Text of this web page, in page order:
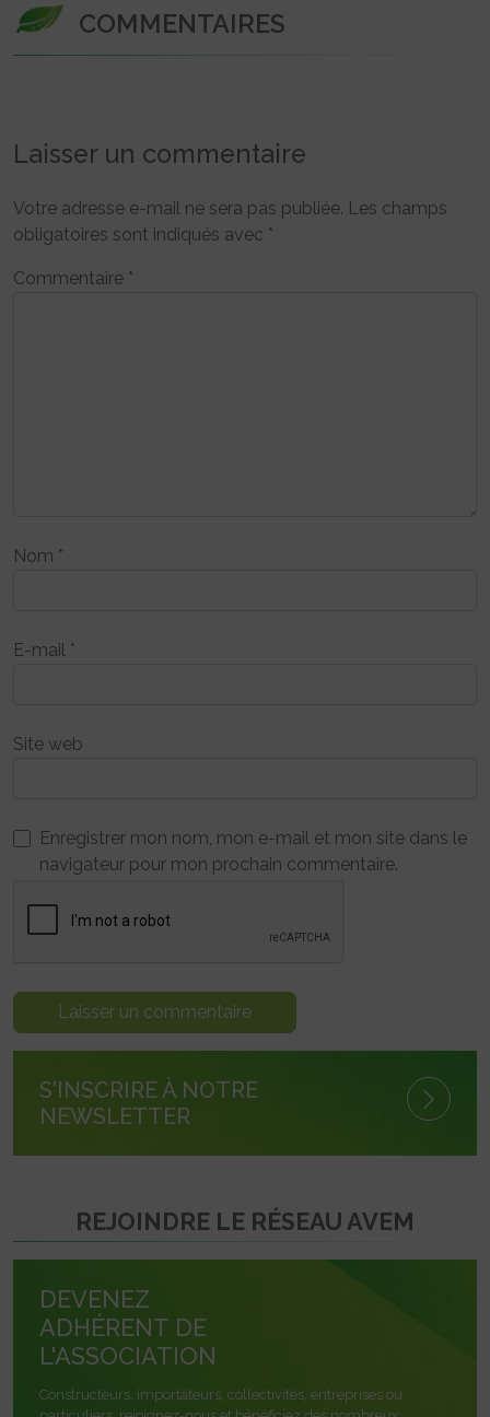
COMMENTAIRES
Laisser un commentaire
Votre adresse e-mail ne sera pas publiée. Les champs
obligatoires sont indiqués avec *
Commentaire *
Nom *
E-mail *
Site web
Enregistrer mon nom, mon e-mail et mon site dans le
navigateur pour mon prochain commentaire.
S'INSCRIRE À NOTRE
NEWSLETTER
REJOINDRE LE RÉSEAU AVEM
DEVENEZ
ADHÉRENT DE
L'ASSOCIATION
Constructeurs, importateurs, collectivités, entreprises ou